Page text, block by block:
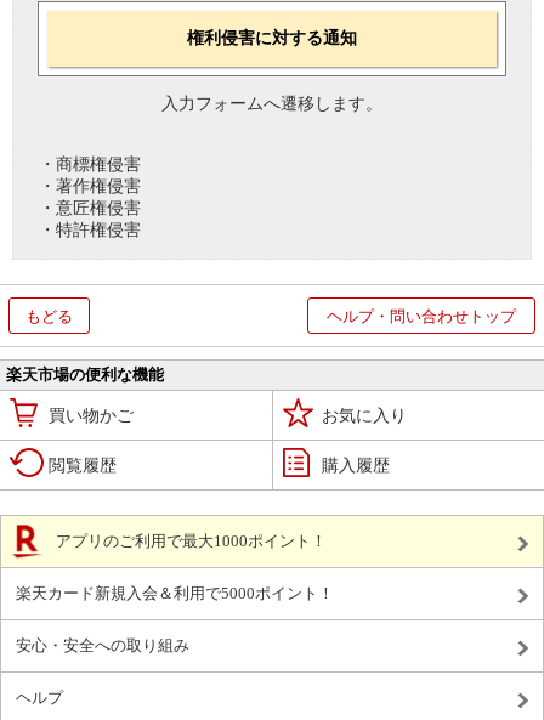
権利侵害に対する通知
入力フォームへ遷移します。
・商標権侵害
・著作権侵害
・意匠権侵害
・特許権侵害
もどる ヘルプ・問い合わせトップ
楽天市場の便利な機能
買い物かご お気に入り
閲覧履歴 購入履歴
アプリのご利用で最大1000ポイント！
楽天カード新規入会＆利用で5000ポイント！
安心・安全への取り組み
ヘルプ